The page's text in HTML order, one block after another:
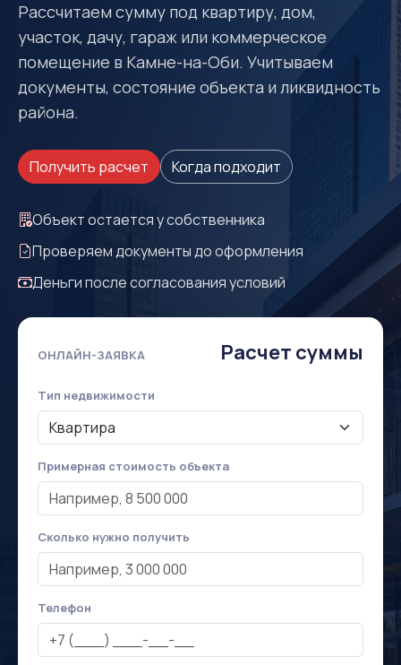
Рассчитаем сумму под квартиру, дом,
участок, дачу, гараж или коммерческое
помещение в Камне-на-Оби. Учитываем
документы, состояние объекта и ликвидность
района.
Получить расчет Когда подходит
Объект остается у собственника
Проверяем документы до оформления
Деньги после согласования условий
ОНЛАЙН-ЗАЯВКА Расчет суммы
Тип недвижимости
Примерная стоимость объекта
Сколько нужно получить
Телефон